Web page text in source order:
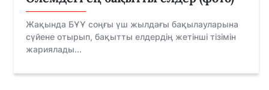
Жақында БҰҰ соңғы үш жылдағы бақылауларына
сүйене отырып, бақытты елдердің жетінші тізімін
жариялады...